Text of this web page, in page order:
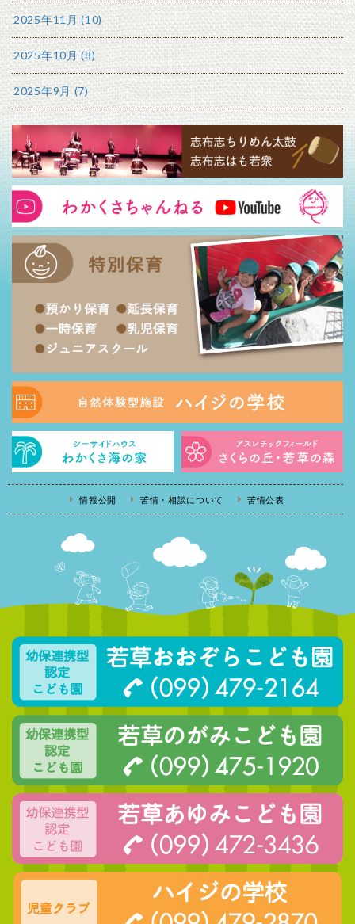
2025年11月 (10)
2025年10月 (8)
2025年9月 (7)
情報公開 苦情・相談について 苦情公表